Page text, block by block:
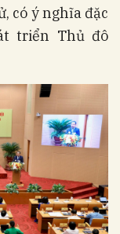
có ý nghĩa đặc
triển Thủ đô